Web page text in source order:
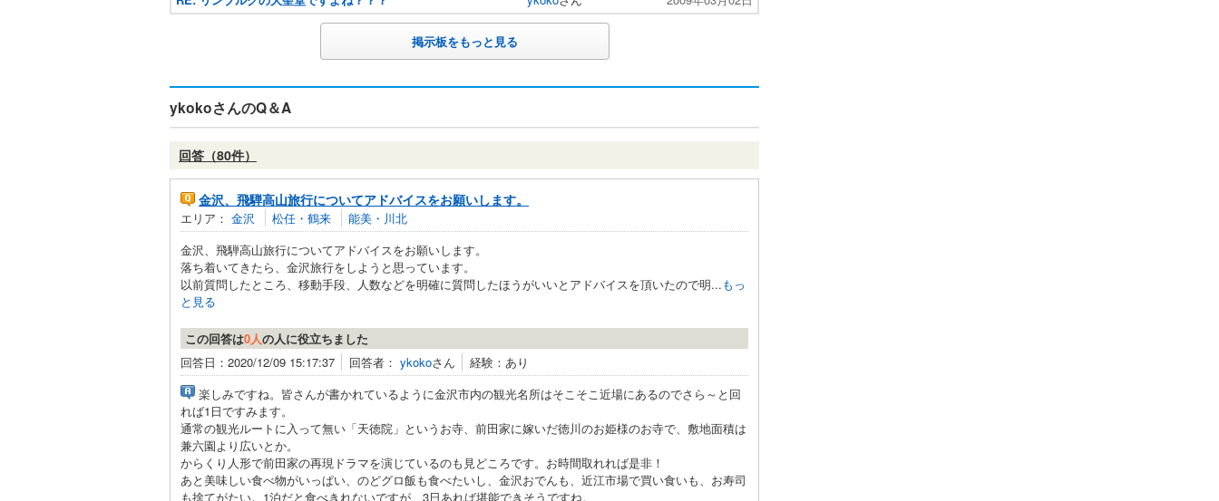
掲示板をもっと見る
ykokoさんのQ＆A
回答（80件）
金沢、飛騨高山旅行についてアドバイスをお願いします。
エリア： 金沢 松任・鶴来
能美・川北
金沢、飛騨高山旅行についてアドバイスをお願いします。
落ち着いてきたら、金沢旅行をしようと思っています。
以前質問したところ、移動手段、人数などを明確に質問したほうがいいとアドバイスを頂いたので明...もっ
と見る
この回答は0人の人に役立ちました
回答日：2020/12/09 15:17:37
回答者： ykokoさん
経験：あり
楽しみですね。皆さんが書かれているように金沢市内の観光名所はそこそこ近場にあるのでさら～と回
れば1日ですみます。
通常の観光ルートに入って無い「天徳院」というお寺、前田家に嫁いだ徳川のお姫様のお寺で、敷地面積は
兼六園より広いとか。
からくり人形で前田家の再現ドラマを演じているのも見どころです。お時間取れれば是非！
あと美味しい食べ物がいっぱい、のどグロ飯も食べたいし、金沢おでんも、近江市場で買い食いも、お寿司
も捨てがたい。1泊だと食べきれないですが、3日あれば堪能できそうですね。